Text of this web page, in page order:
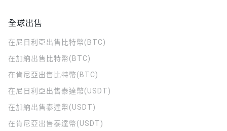
全球出售
在尼日利亞出售比特幣(BTC)
在加納出售比特幣(BTC)
在肯尼亞出售比特幣(BTC)
在尼日利亞出售泰達幣(USDT)
在加納出售泰達幣(USDT)
在肯尼亞出售泰達幣(USDT)